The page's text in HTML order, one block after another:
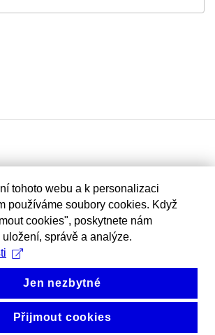
tohoto webu a k personalizaci
používáme soubory cookies. Když
cookies", poskytnete nám
správě a analýze.
Jen nezbytné
Přijmout cookies